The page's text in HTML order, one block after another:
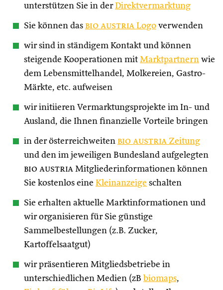
unterstützen Sie in derDirektvermarktung
Sie können das bio austria Logo verwenden
wir sind in ständigem Kontakt und können
steigende Kooperationen mit Marktpartnern wie
dem Lebensmittelhandel, Molkereien, Gastro-
Märkte, etc. aufweisen
wir initiieren Vermarktungsprojekte im In- und
Ausland, die Ihnen finanzielle Vorteile bringen
in der österreichweiten bio austria Zeitung
und den im jeweiligen Bundesland aufgelegten
bio austria Mitgliederinformationen können
Sie kostenlos eine Kleinanzeige schalten
Sie erhalten aktuelle Marktinformationen und
wir organisieren für Sie günstige
Sammelbestellungen (z.B. Zucker,
Kartoffelsaatgut)
wir präsentieren Mitgliedsbetriebe in
unterschiedlichen Medien (zB biomaps,